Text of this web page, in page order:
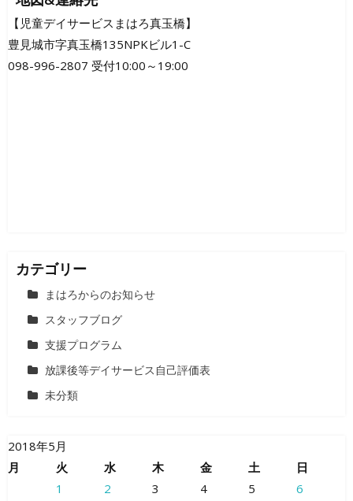
ビ
ゲ
【児童デイサービスまはろ真玉橋】
豊見城市字真玉橋135NPKビル1-C
098-996-2807 受付10:00～19:00
カテゴリー
まはろからのお知らせ
スタッフブログ
支援プログラム
放課後等デイサービス自己評価表
未分類
2018年5月
月
火 水 木 金 土
日
1
2 3 4 5 6